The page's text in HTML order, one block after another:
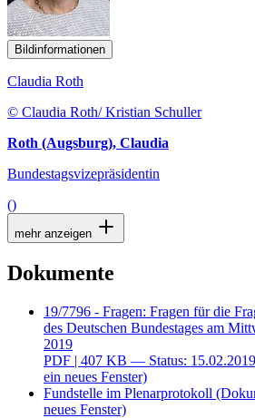
Bildinformationen
Claudia Roth
© Claudia Roth/ Kristian Schuller
Roth (Augsburg), Claudia
Bundestagsvizepräsidentin
()
mehr anzeigen
Dokumente
19/7796 - Fragen: Fragen für die
des Deutschen Bundestages am
2019
PDF | 407 KB — Status: 15.02.2019
ein neues Fenster)
Fundstelle im Plenarprotokoll
neues Fenster)